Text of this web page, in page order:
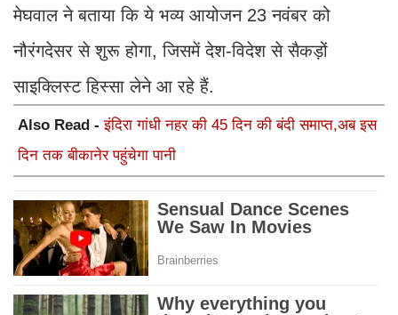
मेघवाल ने बताया कि ये भव्य आयोजन 23 नवंबर को
नौरंगदेसर से शुरू होगा, जिसमें देश-विदेश से सैकड़ों
साइक्लिस्ट हिस्सा लेने आ रहे हैं.
Also Read -इंदिरा गांधी नहर की 45 दिन की बंदी समाप्त,अब इस
दिन तक बीकानेर पहुंचेगा पानी